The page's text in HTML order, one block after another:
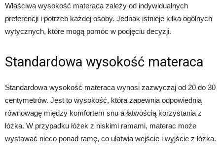
Właściwa wysokość materaca zależy od indywidualnych
preferencji i potrzeb każdej osoby. Jednak istnieje kilka ogólnych
wytycznych, które mogą pomóc w podjęciu decyzji.
Standardowa wysokość materaca
Standardowa wysokość materaca wynosi zazwyczaj od 20 do 30
centymetrów. Jest to wysokość, która zapewnia odpowiednią
równowagę między komfortem snu a łatwością korzystania z
łóżka. W przypadku łóżek z niskimi ramami, materac może
wystawać nieco ponad ramę, co ułatwia wejście i wyjście z łóżka.